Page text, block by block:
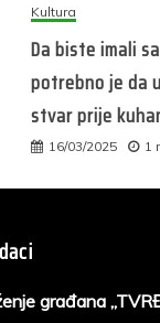
Kultura
Da biste imali
potrebno je da
stvar prije
16/03/2025 1
građana